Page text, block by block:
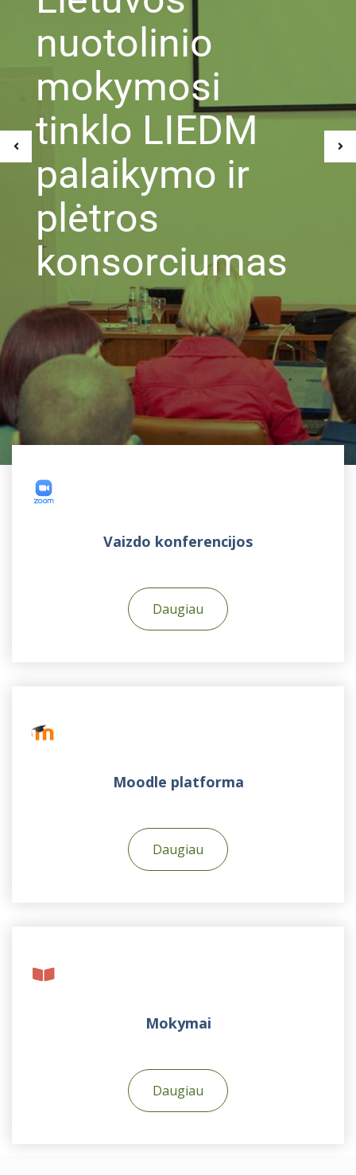
nuotolinio
mokymosi
tinklo LIEDM
palaikymo ir
plėtros
konsorciumas
Vaizdo konferencijos
Daugiau
Moodle platforma
Daugiau
Mokymai
Daugiau